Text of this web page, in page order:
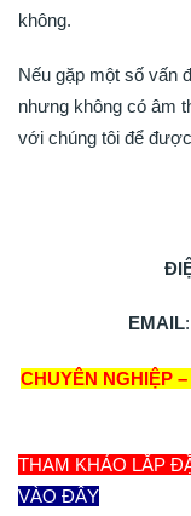
không.
Nếu gặp một số vấn
nhưng không có âm
với chúng tôi để
EMAIL:
CHUYÊN NGHIỆP
THAM KHẢO LẮP
VÀO ĐÂY